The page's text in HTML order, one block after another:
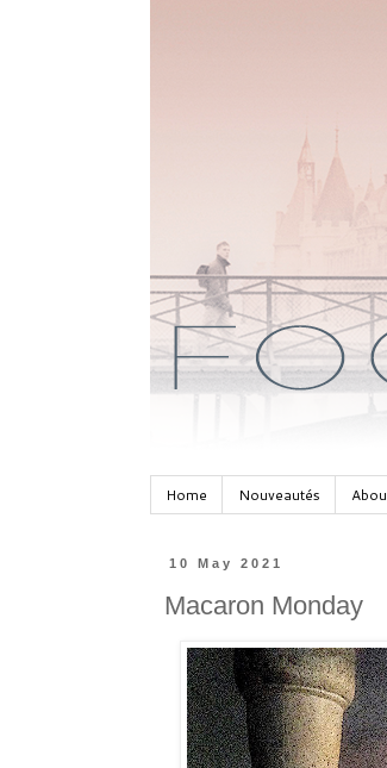
Home Nouveautés
10 May 2021
Macaron Monday